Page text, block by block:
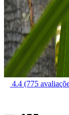
4.4 (775